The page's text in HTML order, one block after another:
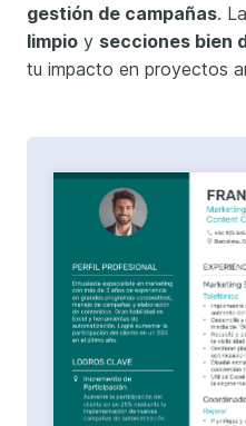
gestión de campañas.
limpio y secciones bien
tu impacto en proyectos